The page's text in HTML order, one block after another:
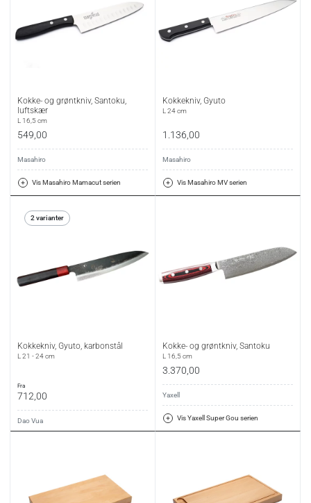
Kokke- og grøntkniv, Santoku,
luftskær
L 16,5 cm
549,00
Masahiro
Vis Masahiro Mamacut serien
Kokkekniv, Gyuto
L 24 cm
1.136,00
Masahiro
Vis Masahiro MV serien
2 varianter
Kokkekniv, Gyuto, karbonstål
L 21 - 24 cm
fra
712,00
Dao Vua
Kokke- og grøntkniv, Santoku
L 16,5 cm
3.370,00
Yaxell
Vis Yaxell Super Gou serien